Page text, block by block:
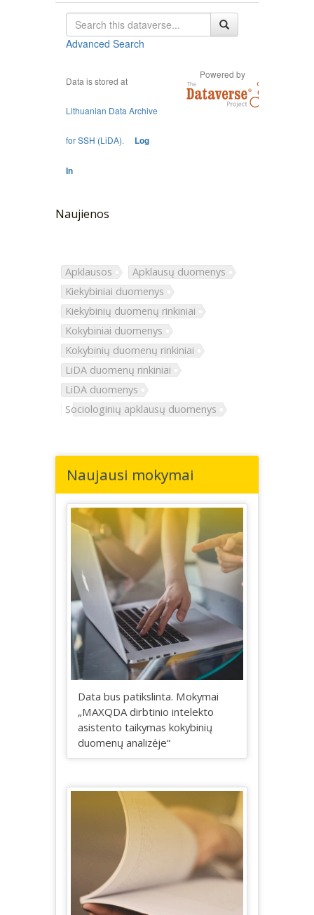
Naujienos
Apklausos
Apklausų duomenys
Kiekybiniai duomenys
Kiekybinių duomenų rinkiniai
Kokybiniai duomenys
Kokybinių duomenų rinkiniai
LiDA duomenų rinkiniai
LiDA duomenys
Sociologinių apklausų duomenys
Naujausi mokymai
Data bus patikslinta. Mokymai
„MAXQDA dirbtinio intelekto
asistento taikymas kokybinių
duomenų analizėje“